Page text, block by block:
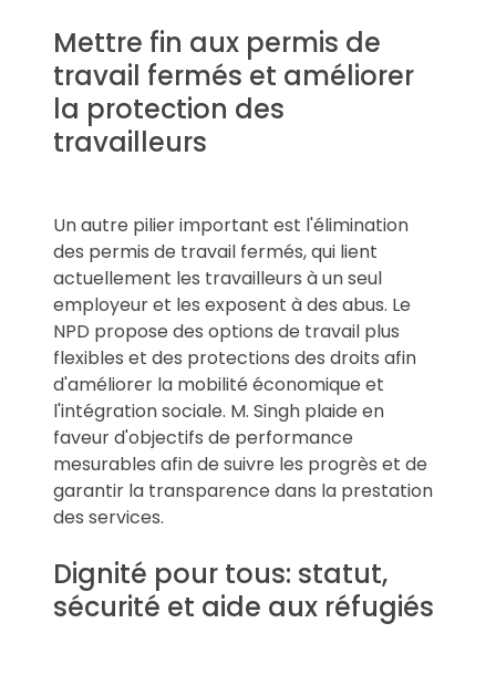
Mettre fin aux permis de
travail fermés et améliorer
la protection des
travailleurs
Un autre pilier important est l'élimination
des permis de travail fermés, qui lient
actuellement les travailleurs à un seul
employeur et les exposent à des abus. Le
NPD propose des options de travail plus
flexibles et des protections des droits afin
d'améliorer la mobilité économique et
l'intégration sociale. M. Singh plaide en
faveur d'objectifs de performance
mesurables afin de suivre les progrès et de
garantir la transparence dans la prestation
des services.
Dignité pour tous: statut,
sécurité et aide aux réfugiés